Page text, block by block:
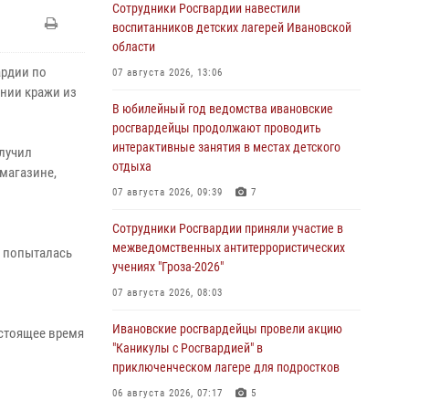
по
кражи из
попыталась
время
Сотрудники Росгвардии навестили
воспитанников детских лагерей Ивановской
области
07 августа 2026, 13:06
В юбилейный год ведомства ивановские
росгвардейцы продолжают проводить
интерактивные занятия в местах детского
отдыха
07 августа 2026, 09:39 7
Сотрудники Росгвардии приняли участие в
межведомственных антитеррористических
учениях "Гроза-2026"
07 августа 2026, 08:03
Ивановские росгвардейцы провели акцию
"Каникулы с Росгвардией" в
приключенческом лагере для подростков
06 августа 2026, 07:17 5